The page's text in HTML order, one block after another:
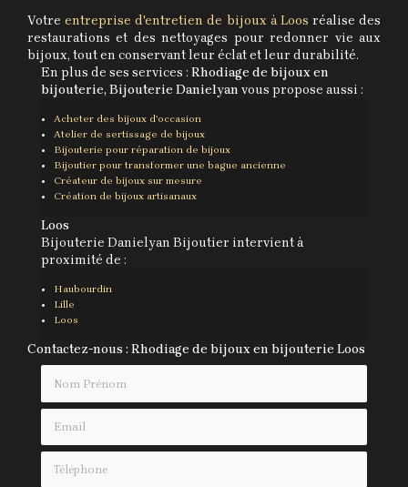
Votreentreprise d'entretien de bijoux à Loos réalise des
restaurations et des nettoyages pour redonner vie aux
bijoux, tout en conservant leur éclat et leur durabilité.
En plus de ses services : Rhodiage de bijoux en
bijouterie, Bijouterie Danielyan vous propose aussi :
Acheter des bijoux d'occasion
Atelier de sertissage de bijoux
Bijouterie pour réparation de bijoux
Bijoutier pour transformer une bague ancienne
Créateur de bijoux sur mesure
Création de bijoux artisanaux
Loos
Bijouterie Danielyan Bijoutier intervient à
proximité de :
Haubourdin
Lille
Loos
Contactez-nous : Rhodiage de bijoux en bijouterie Loos